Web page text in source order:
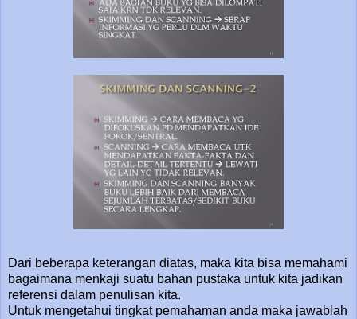
Dari beberapa keterangan diatas, maka kita bisa memahami
bagaimana menkaji suatu bahan pustaka untuk kita jadikan
referensi dalam penulisan kita.
Untuk mengetahui tingkat pemahaman anda maka jawablah